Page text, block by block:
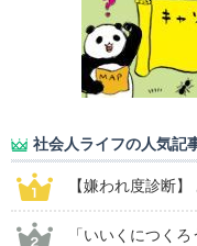
社会人ライフの人気記
【嫌われ度診断
「いいくにつく